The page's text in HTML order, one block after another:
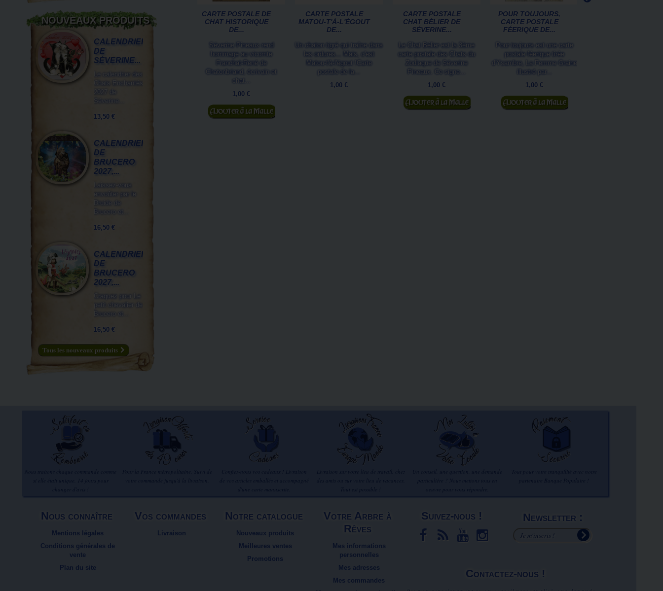
CARTE POSTALE DE
CHAT HISTORIQUE
DE...
Séverine Pineaux rend
hommage au vicomte
Franchat-René de
Chatonbriand, écrivain et
chat...
1,00 €
Ajouter au panier
CARTE POSTALE
MATOU-T'À-L'ÉGOUT
DE...
Un chaton tigré qui traîne dans
les ordures... Mais, c'est
Matou-t'à-l'égout !Carte
postale de la...
1,00 €
CARTE POSTALE
CHAT BÉLIER DE
SÉVERINE...
Le Chat Bélier est la 3ème
carte postale des Chats du
Zodiaque de Séverine
Pineaux. Ce signe...
1,00 €
Ajouter au panier
POUR TOUJOURS,
CARTE POSTALE
FÉERIQUE DE...
Pour toujours est une carte
postale féerique tirée
d'Ysambre, La Femme Graine
illustré par...
1,00 €
Ajouter au panier
NOUVEAUX PRODUITS
CALENDRIER
DE
SÉVERINE...
Le calendrier des
Chats Enchantés
2027 de
Séverine...
13,50 €
CALENDRIER
DE
BRUCERO
2027,...
Laissez-vous
envoûter par le
Druide de
Brucero et...
16,50 €
CALENDRIER
DE
BRUCERO
2027,...
Craquez pour Le
petit chevalier de
Brucero et...
16,50 €
Tous les nouveaux produits
Nous connaître
Mentions légales
Conditions générales de
vente
Plan du site
Vos commandes
Livraison
Notre catalogue
Nouveaux produits
Meilleures ventes
Promotions
Votre Arbre à
Rêves
Mes informations
personnelles
Mes adresses
Mes commandes
Suivez-nous ! Newsletter :
Contactez-nous !